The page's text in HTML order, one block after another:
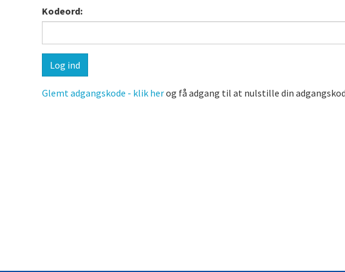
Kodeord:
Glemt adgangskode - klik herog få adgang til at nulstille din